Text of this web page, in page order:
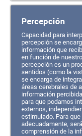
Percepción
Capacidad para
percepción se
información que
en función de
percepción es un
sentidos (como la
se encarga de
áreas cerebrales de
información
para que podamos
externos,
estimulado. Para
adecuadamente,
comprensión de la